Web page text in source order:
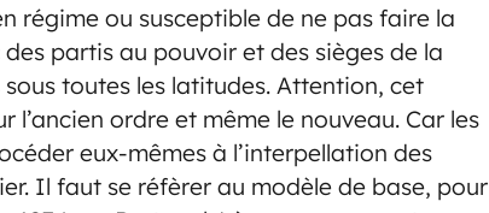
régime ou susceptible de ne pas faire la
partis au pouvoir et des sièges de la
toutes les latitudes. Attention, cet
ordre et même le nouveau. Car les
eux-mêmes à l’interpellation des
Il faut se réfèrer au modèle de base, pour